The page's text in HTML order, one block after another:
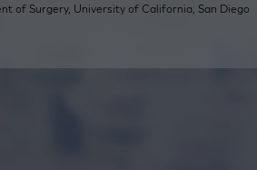
of Surgery, University of California, San Diego